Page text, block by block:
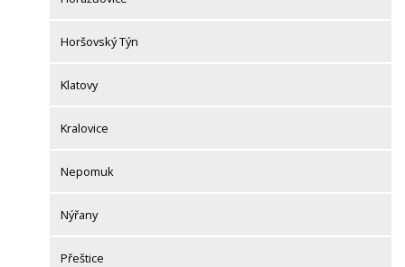
Horšovský Týn
Klatovy
Kralovice
Nepomuk
Nýřany
Přeštice